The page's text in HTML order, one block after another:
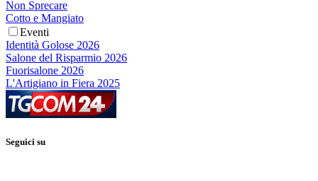
Non Sprecare
Cotto e Mangiato
Eventi
Identità Golose 2026
Salone del Risparmio 2026
Fuorisalone 2026
L'Artigiano in Fiera 2025
Seguici su